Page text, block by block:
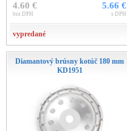
4.60 €
bez DPH
5.66 €
s DPH
vypredané
Diamantový brúsny kotúč 180 mm
KD1951